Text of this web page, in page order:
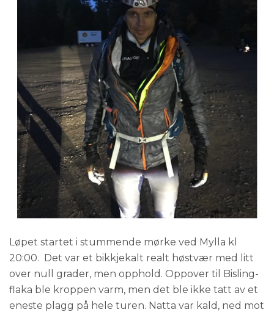
Løpet startet i stummende mørke ved Mylla kl
20:00. Det var et bikkjekalt realt høstvær med litt
over null grader, men opphold. Oppover til Bisling-
flaka ble kroppen varm, men det ble ikke tatt av et
eneste plagg på hele turen. Natta var kald, ned mot